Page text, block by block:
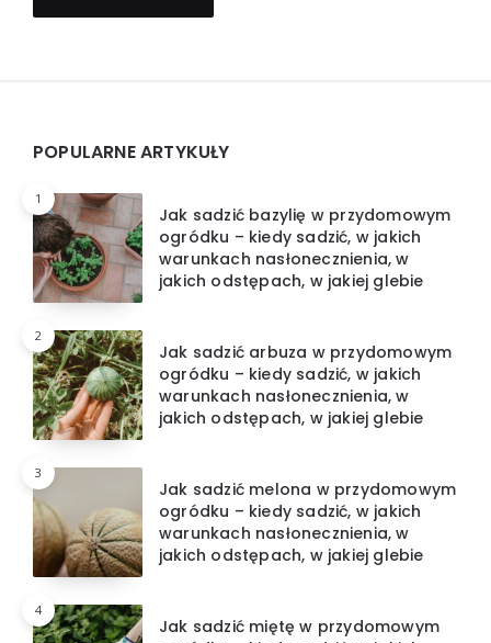
Widgets
POPULARNE ARTYKUŁY
1
Jak sadzić bazylię w przydomowym
ogródku – kiedy sadzić, w jakich
warunkach nasłonecznienia, w
jakich odstępach, w jakiej glebie
2
Jak sadzić arbuza w przydomowym
ogródku – kiedy sadzić, w jakich
warunkach nasłonecznienia, w
jakich odstępach, w jakiej glebie
3
Jak sadzić melona w przydomowym
ogródku – kiedy sadzić, w jakich
warunkach nasłonecznienia, w
jakich odstępach, w jakiej glebie
4
Jak sadzić miętę w przydomowym